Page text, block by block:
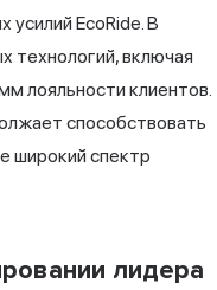
EcoRide. В
технологий, включая
лояльности клиентов.
способствовать
широкий спектр
лидера